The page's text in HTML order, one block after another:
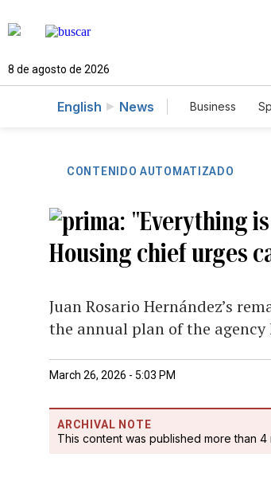
8 de agosto de 2026
English News Business
CONTENIDO AUTOMATIZADO
"Everything
Housing chief urges
Juan Rosario Hernández’s
the annual plan of the agency
March 26, 2026 - 5:03 PM
ARCHIVAL NOTE
This content was published more than 4